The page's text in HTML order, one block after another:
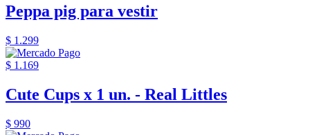
Peppa pig para vestir
$ 1.299
$ 1.169
Cute Cups x 1 un. - Real Littles
$ 990